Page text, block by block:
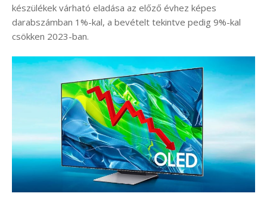
készülékek várható eladása az előző évhez képes
darabszámban 1%-kal, a bevételt tekintve pedig 9%-kal
csökken 2023-ban.